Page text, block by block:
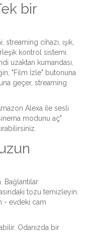
bir
cihazı, ışık,
kontrol sistemi.
uzaktan kumandası,
"Film İzle" butonuna
geçer, streaming
Alexa ile sesli
modunu aç"
Bağlantılar
tozu temizleyin.
- evdeki cam
Odanızda bir